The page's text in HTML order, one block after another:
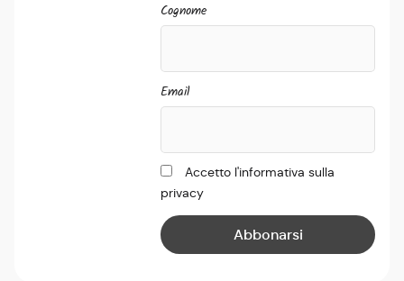
Cognome
Email
Accetto l'informativa sulla
privacy